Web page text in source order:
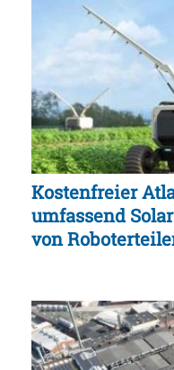
Kostenfreier
umfassend
von